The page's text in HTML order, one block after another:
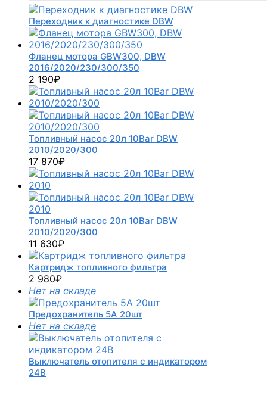
Переходник к диагностике DBW
Фланец мотора GBW300, DBW
2016/2020/230/300/350
2 190₽
Топливный насос 20л 10Bar DBW
2010/2020/300
17 870₽
Топливный насос 20л 10Bar DBW
2010/2020/300
11 630₽
Картридж топливного фильтра
2 980₽
Нет на складе
Предохранитель 5А 20шт
Нет на складе
Выключатель отопителя с индикатором
24В